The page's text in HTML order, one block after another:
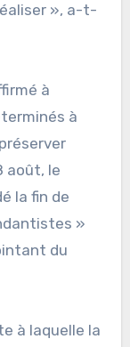
», a-t-
à
à
août, le
la fin de
»
du
à laquelle la